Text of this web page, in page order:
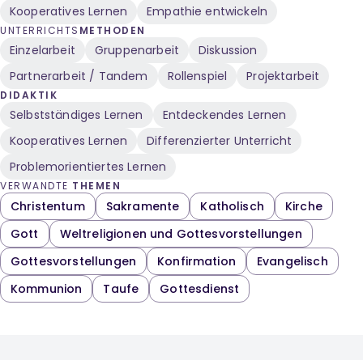
Kooperatives Lernen
Empathie entwickeln
UNTERRICHTS METHODEN
Einzelarbeit Gruppenarbeit
Diskussion
Partnerarbeit / Tandem
Rollenspiel Projektarbeit
DIDAKTIK
Selbstständiges Lernen
Entdeckendes Lernen
Kooperatives Lernen
Differenzierter Unterricht
Problemorientiertes Lernen
VERWANDTE THEMEN
Christentum Sakramente Katholisch
Kirche
Gott
Weltreligionen und Gottesvorstellungen
Gottesvorstellungen
Konfirmation
Evangelisch
Kommunion
Taufe Gottesdienst